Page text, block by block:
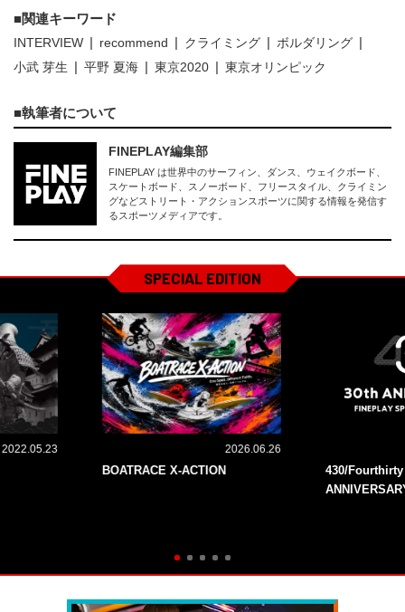
関連キーワード
INTERVIEW recommend クライミング
ボルダリング
小武 芽生
平野 夏海 東京2020 東京オリンピック
執筆者について
FINEPLAY編集部
FINEPLAY は世界中のサーフィン、ダンス、ウェイクボード、
スケートボード、スノーボード、フリースタイル、クライミン
グなどストリート・アクションスポーツに関する情報を発信す
るスポーツメディアです。
SPECIAL EDITION
2022.05.23 2026.06.26
BOATRACE X-ACTION
430/